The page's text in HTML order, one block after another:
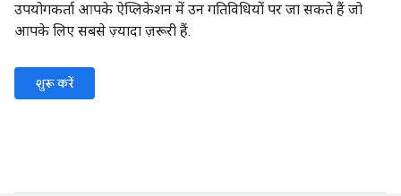
उपयोगकर्ता आपके ऐप्लिकेशन में उन गतिविधियों पर जा सकते हैं जो
आपके लिए सबसे ज़्यादा ज़रूरी हैं.
शुरू करें